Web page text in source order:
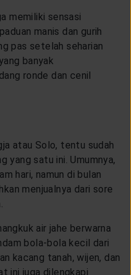
memiliki sensasi
manis dan gurih
pas setelah seharian
banyak
ronde dan cenil
atau Solo, tentu sudah
yang satu ini. Umumnya,
hari, namun di bulan
menjualnya dari sore
air jahe berwarna
bola-bola kecil dari
kacang tanah, wijen, dan
ini juga dilengkapi